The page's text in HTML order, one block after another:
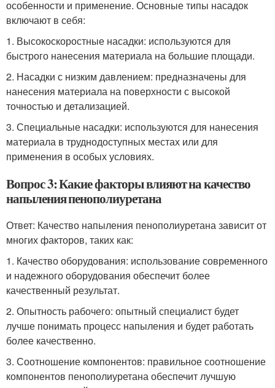
особенности и применение. Основные типы насадок
включают в себя:
1. Высокоскоростные насадки: используются для
быстрого нанесения материала на большие площади.
2. Насадки с низким давлением: предназначены для
нанесения материала на поверхности с высокой
точностью и детализацией.
3. Специальные насадки: используются для нанесения
материала в труднодоступных местах или для
применения в особых условиях.
Вопрос 3: Какие факторы влияют на качество
напыления пенополиуретана
Ответ: Качество напыления пенополиуретана зависит от
многих факторов, таких как:
1. Качество оборудования: использование современного
и надежного оборудования обеспечит более
качественный результат.
2. Опытность рабочего: опытный специалист будет
лучше понимать процесс напыления и будет работать
более качественно.
3. Соотношение компонентов: правильное соотношение
компонентов пенополиуретана обеспечит лучшую